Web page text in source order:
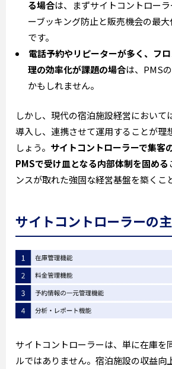
る場合は、まずサイトコントロー
ーブッキング防止と販売機会の最
です。
電話予約やリピーターが多く、フ
理の効率化が課題の場合は、PMS
かもしれません。
しかし、現代の宿泊施設経営において
導入し、連携させて運用することが理
しょう。 サイトコントローラーで集客
PMSで受け皿となる内部体制を固める
ンスが取れた強固な経営基盤を築くこ
サイトコントローラーの
サイトコントローラーは、単に在庫を
ルではありません。宿泊施設の収益向